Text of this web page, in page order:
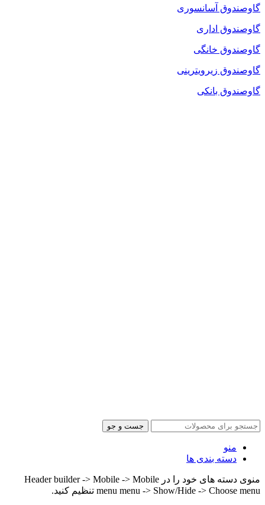
گاوصندوق آسانسوری
گاوصندوق اداری
گاوصندوق خانگی
گاوصندوق زیرویترینی
گاوصندوق بانکی
جست و جو
منو
دسته بندی ها
منوی دسته های خود را در Header builder -> Mobile -> Mobile
menu menu -> Show/Hide -> Choose menu تنظیم کنید.